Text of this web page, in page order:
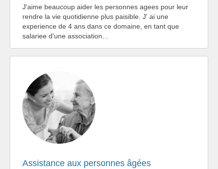
J'aime beaucoup aider les personnes agees pour leur
rendre la vie quotidienne plus paisible. J' ai une
experience de 4 ans dans ce domaine, en tant que
salariee d'une association…
Assistance aux personnes âgées